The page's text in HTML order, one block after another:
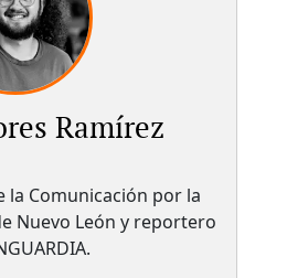
Ramírez
la Comunicación por la
Nuevo León y reportero